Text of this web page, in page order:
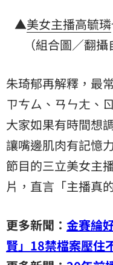
▲美女主播高毓璘
（組合圖／翻
朱琦郁再解釋，最
ㄗㄘㄙ、ㄢㄣㄤ、
大家如果有時間想
讓嘴邊肌肉有記憶
節目的三立美女主
片，直言「主播真
更多新聞： 金賽綸
賢」18禁檔案壓住